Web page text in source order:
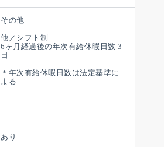
その他
他／シフト制
6ヶ月経過後の年次有給休暇日数 3
日
＊年次有給休暇日数は法定基準に
よる
あり